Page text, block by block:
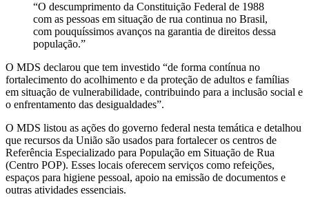
“O descumprimento da Constituição Federal de 1988
com as pessoas em situação de rua continua no Brasil,
com pouquíssimos avanços na garantia de direitos dessa
população.”
O MDS declarou que tem investido “de forma contínua no
fortalecimento do acolhimento e da proteção de adultos e famílias
em situação de vulnerabilidade, contribuindo para a inclusão social e
o enfrentamento das desigualdades”.
O MDS listou as ações do governo federal nesta temática e detalhou
que recursos da União são usados para fortalecer os centros de
Referência Especializado para População em Situação de Rua
(Centro POP). Esses locais oferecem serviços como refeições,
espaços para higiene pessoal, apoio na emissão de documentos e
outras atividades essenciais.